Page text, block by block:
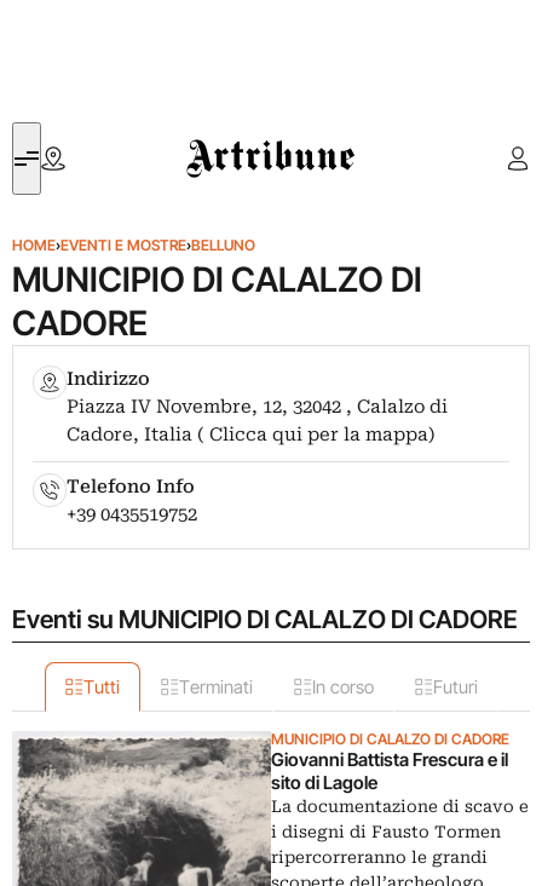
Artribune
HOME›EVENTI E MOSTRE›BELLUNO
MUNICIPIO DI CALALZO DI
CADORE
Indirizzo
Piazza IV Novembre, 12, 32042 , Calalzo di
Cadore, Italia ( Clicca qui per la mappa)
Telefono Info
+39 0435519752
Eventi su MUNICIPIO DI CALALZO DI CADORE
Tutti Terminati In corso Futuri
MUNICIPIO DI CALALZO DI CADORE
Giovanni Battista Frescura e il
sito di Lagole
La documentazione di scavo e
i disegni di Fausto Tormen
ripercorreranno le grandi